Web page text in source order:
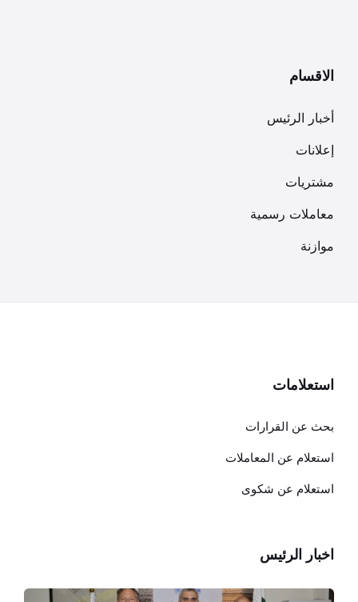
الاقسام
أخبار الرئيس
إعلانات
مشتريات
معاملات رسمية
موازنة
استعلامات
بحث عن القرارات
استعلام عن المعاملات
استعلام عن شكوى
اخبار الرئيس